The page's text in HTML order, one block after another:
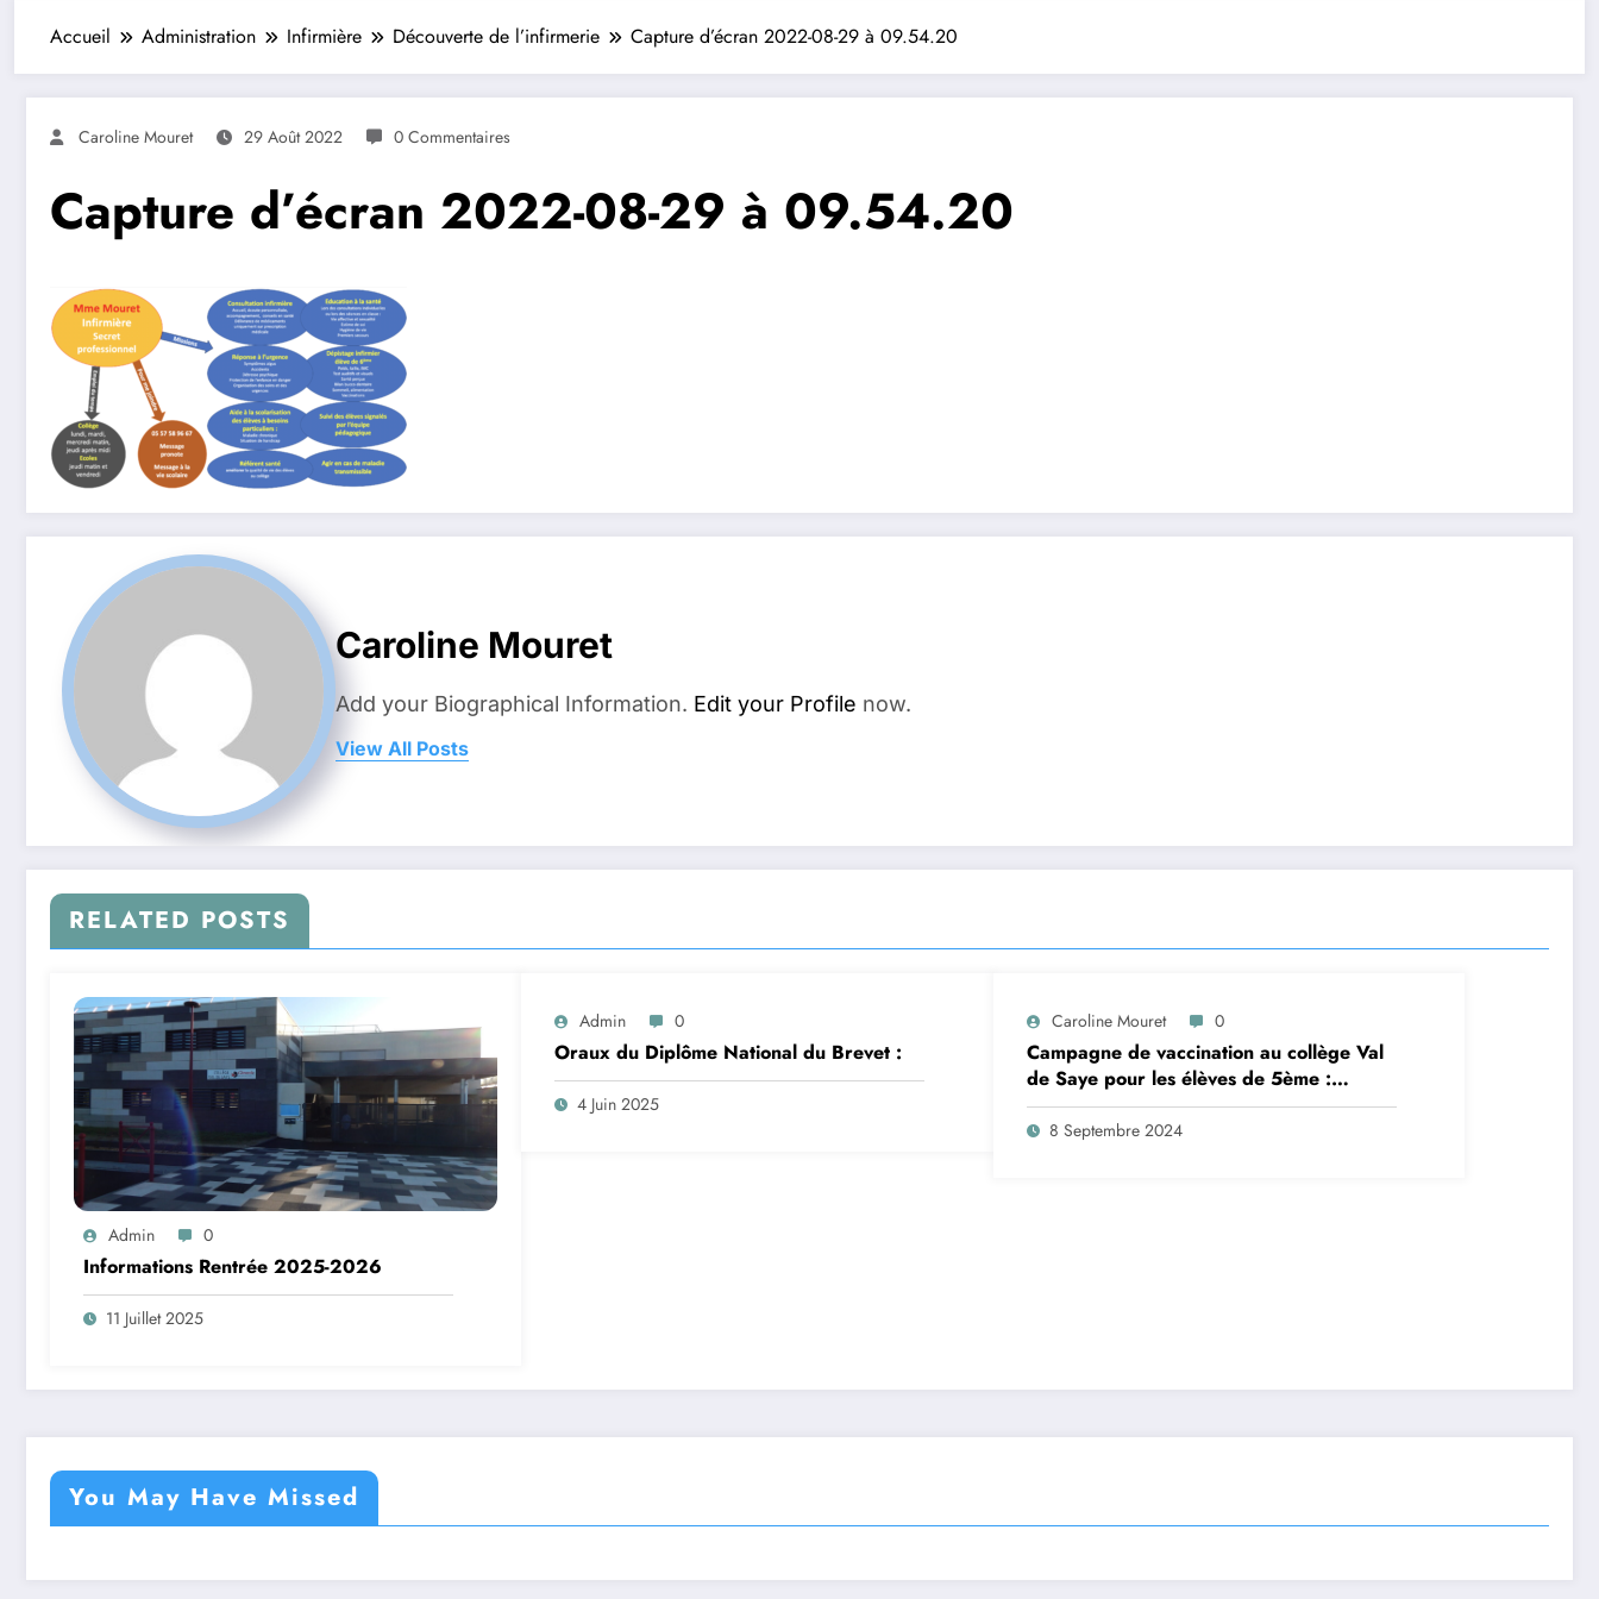
Accueil Administration Infirmière Découverte de l’infirmerie Capture d’écran 2022-08-29 à 09.54.20
Caroline Mouret 29 Août 2022 0 Commentaires
Capture d’écran 2022-08-29 à 09.54.20
Caroline Mouret
Add your Biographical Information. Edit your Profile now.
View All Posts
RELATED POSTS
Admin 0
Informations Rentrée 2025-2026
11 Juillet 2025
Admin 0
Oraux du Diplôme National du Brevet :
4 Juin 2025
Caroline Mouret 0
Campagne de vaccination au collège Val
de Saye pour les élèves de 5ème :
inscription en ligne avant le 28
septembre 2024
8 Septembre 2024
You May Have Missed